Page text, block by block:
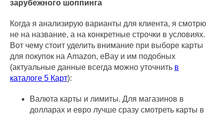
зарубежного шоппинга
Когда я анализирую варианты для клиента, я смотрю
не на название, а на конкретные строчки в условиях.
Вот чему стоит уделить внимание при выборе карты
для покупок на Amazon, eBay и им подобных
(актуальные данные всегда можно уточнить в
каталоге 5 Карт):
Валюта карты и лимиты. Для магазинов в
долларах и евро лучше сразу смотреть карты в